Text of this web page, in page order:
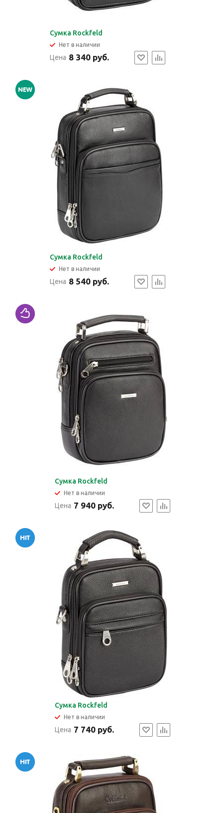
Сумка Rockfeld
Нет в наличии
Цена 8 340 руб.
Сумка Rockfeld
Нет в наличии
Цена 8 540 руб.
Сумка Rockfeld
Нет в наличии
Цена 7 940 руб.
Сумка Rockfeld
Нет в наличии
Цена 7 740 руб.